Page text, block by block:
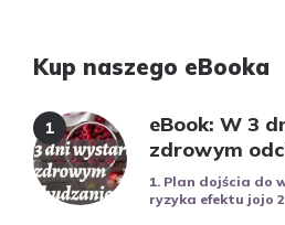
Kup naszego eBooka
eBook: W 3
zdrowym
1. Plan dojścia do
ryzyka efektu jojo